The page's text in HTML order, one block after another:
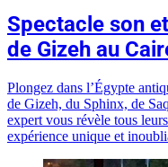
Spectacle son
de Gizeh au
Plongez dans l’Égypte
de Gizeh, du Sphinx, de
expert vous révèle tous
expérience unique et